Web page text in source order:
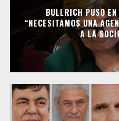
BULLRICH PUSO
“NECESITAMOS UNA
A LA